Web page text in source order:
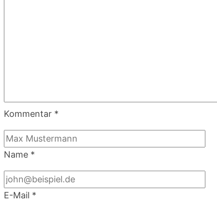
Kommentar *
Name *
E-Mail *